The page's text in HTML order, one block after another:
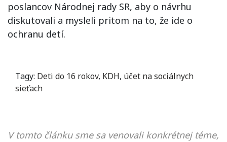
poslancov Národnej rady SR, aby o návrhu
diskutovali a mysleli pritom na to, že ide o
ochranu detí.
Tagy: Deti do 16 rokov, KDH, účet na sociálnych
sieťach
V tomto článku sme sa venovali konkrétnej téme,